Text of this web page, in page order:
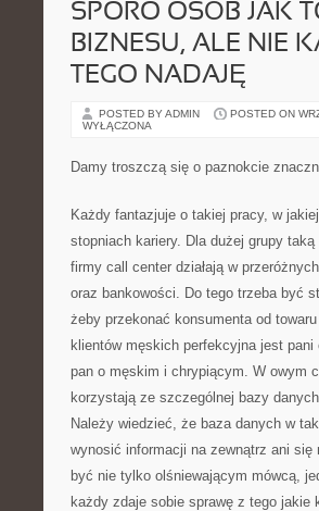
SPORO OSÓB JAK
BIZNESU, ALE NIE
TEGO NADAJĘ
POSTED BY ADMIN POSTED ON
WYŁĄCZONA
Damy troszczą się o paznokcie
Każdy fantazjuje o takiej pracy, w
stopniach kariery. Dla dużej grupy
firmy call center działają w
oraz bankowości. Do tego trzeba być
żeby przekonać konsumenta od
klientów męskich perfekcyjna jest
pan o męskim i chrypiącym. W owym
korzystają ze szczególnej bazy
Należy wiedzieć, że baza danych w
wynosić informacji na zewnątrz ani
być nie tylko olśniewającym mówcą,
każdy zdaje sobie sprawę z tego